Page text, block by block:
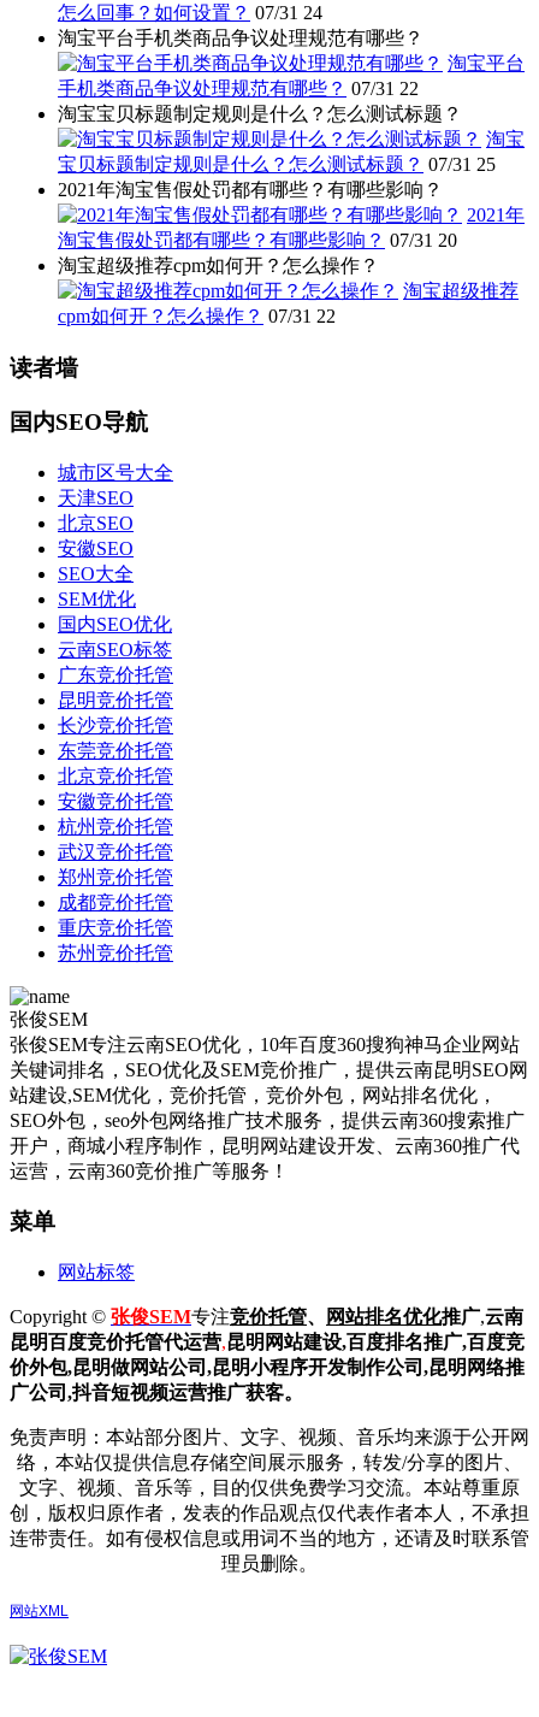
怎么回事？如何设置？ 07/31 24
淘宝平台手机类商品争议处理规范有哪些？
淘宝平台
手机类商品争议处理规范有哪些？ 07/31 22
淘宝宝贝标题制定规则是什么？怎么测试标题？
淘宝
宝贝标题制定规则是什么？怎么测试标题？ 07/31 25
2021年淘宝售假处罚都有哪些？有哪些影响？
2021年
淘宝售假处罚都有哪些？有哪些影响？ 07/31 20
淘宝超级推荐cpm如何开？怎么操作？
淘宝超级推荐
cpm如何开？怎么操作？ 07/31 22
读者墙
国内SEO导航
城市区号大全
天津SEO
北京SEO
安徽SEO
SEO大全
SEM优化
国内SEO优化
云南SEO标签
广东竞价托管
昆明竞价托管
长沙竞价托管
东莞竞价托管
北京竞价托管
安徽竞价托管
杭州竞价托管
武汉竞价托管
郑州竞价托管
成都竞价托管
重庆竞价托管
苏州竞价托管
张俊SEM
张俊SEM专注云南SEO优化，10年百度360搜狗神马企业网站
关键词排名，SEO优化及SEM竞价推广，提供云南昆明SEO网
站建设,SEM优化，竞价托管，竞价外包，网站排名优化，
SEO外包，seo外包网络推广技术服务，提供云南360搜索推广
开户，商城小程序制作，昆明网站建设开发、云南360推广代
运营，云南360竞价推广等服务！
菜单
网站标签
Copyright © 张俊SEM专注竞价托管、 网站排名优化推广,云南
昆明百度竞价托管代运营,昆明网站建设,百度排名推广,百度竞
价外包,昆明做网站公司,昆明小程序开发制作公司,昆明网络推
广公司,抖音短视频运营推广获客。
免责声明：本站部分图片、文字、视频、音乐均来源于公开网
络，本站仅提供信息存储空间展示服务，转发/分享的图片、
文字、视频、音乐等，目的仅供免费学习交流。本站尊重原
创，版权归原作者，发表的作品观点仅代表作者本人，不承担
连带责任。如有侵权信息或用词不当的地方，还请及时联系管
理员删除。
网站XML